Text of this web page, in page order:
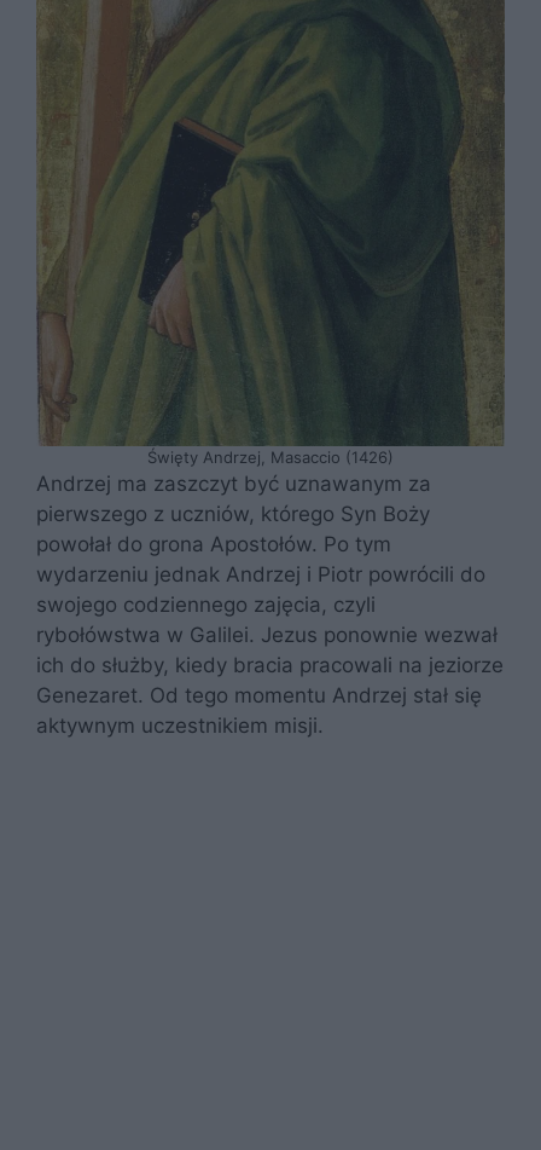
Święty Andrzej, Masaccio (1426)
Andrzej ma zaszczyt być uznawanym za
pierwszego z uczniów, którego Syn Boży
powołał do grona Apostołów. Po tym
wydarzeniu jednak Andrzej i Piotr powrócili do
swojego codziennego zajęcia, czyli
rybołówstwa w Galilei. Jezus ponownie wezwał
ich do służby, kiedy bracia pracowali na jeziorze
Genezaret. Od tego momentu Andrzej stał się
aktywnym uczestnikiem misji.